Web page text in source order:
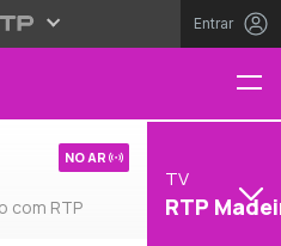
Entrar
com RTP
NO AR
TV
RTP